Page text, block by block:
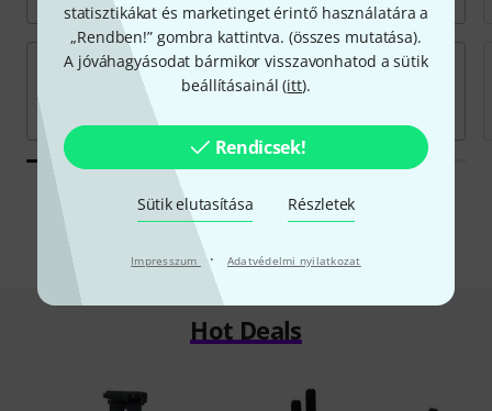
statisztikákat és marketinget érintő használatára a
„Rendben!” gombra kattintva. (összes mutatása).
A jóváhagyásodat bármikor visszavonhatod a sütik
beállításainál (itt).
Rendicsek!
Sütik elutasítása Részletek
Impresszum · Adatvédelmi nyilatkozat
Minden gyártó
Hot Deals